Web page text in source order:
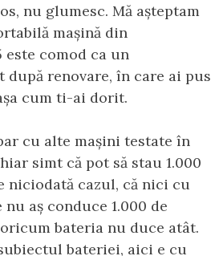
nu glumesc. Mă așteptam
mașină din
este comod ca un
după renovare, în care ai pus
cum ti-ai dorit.
cu alte mașini testate în
simt că pot să stau 1.000
niciodată cazul, că nici cu
aș conduce 1.000 de
bateria nu duce atât.
bateriei, aici e cu